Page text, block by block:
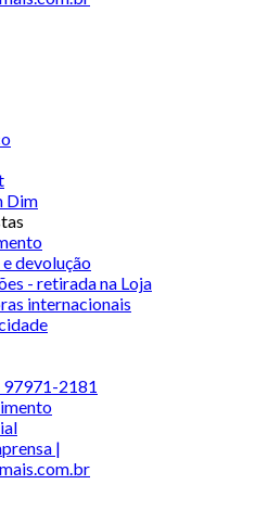
Dim
devolução
- retirada na Loja
internacionais
2181
|